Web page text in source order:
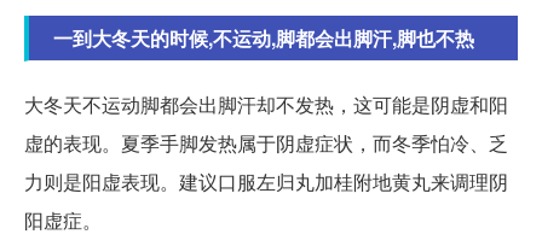
一到大冬天的时候,不运动,脚都会出脚汗,脚也不热
大冬天不运动脚都会出脚汗却不发热，这可能是阴虚和阳
虚的表现。夏季手脚发热属于阴虚症状，而冬季怕冷、乏
力则是阳虚表现。建议口服左归丸加桂附地黄丸来调理阴
阳虚症。